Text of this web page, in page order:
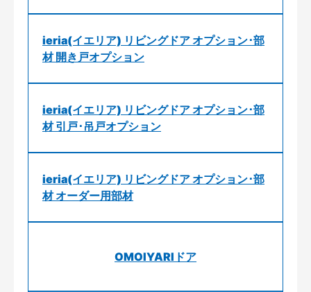
ieria(イエリア) リビングドア オプション･部
材 開き戸オプション
ieria(イエリア) リビングドア オプション･部
材 引戸･吊戸オプション
ieria(イエリア) リビングドア オプション･部
材 オーダー用部材
OMOIYARIドア